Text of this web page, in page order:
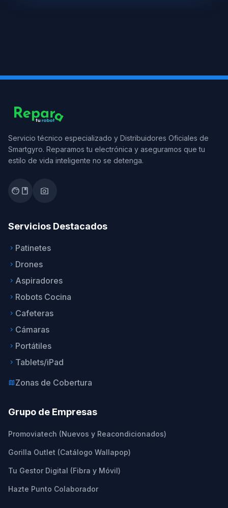
Servicio técnico especializado y Distribuidores Oficiales de
Smartgyro. Reparamos tu electrónica y aseguramos que tu
estilo de vida inteligente no se detenga.
facebook photo_camera
Servicios Destacados
keyboard_arrow_right Patinetes
keyboard_arrow_right Drones
keyboard_arrow_right Aspiradores
keyboard_arrow_right Robots Cocina
keyboard_arrow_right Cafeteras
keyboard_arrow_right Cámaras
keyboard_arrow_right Portátiles
keyboard_arrow_right Tablets/iPad
mapZonas de Cobertura
Grupo de Empresas
Promoviatech (Nuevos y Reacondicionados)
Gorilla Outlet (Catálogo Wallapop)
Tu Gestor Digital (Fibra y Móvil)
Hazte Punto Colaborador